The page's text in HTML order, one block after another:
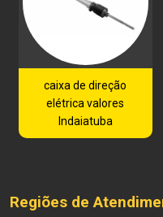
caixa de direção
elétrica valores
Indaiatuba
Regiões de